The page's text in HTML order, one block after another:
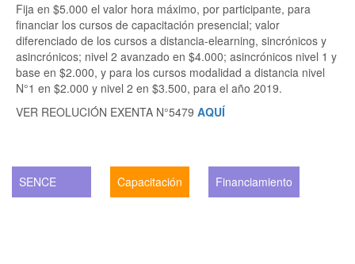
Fija en $5.000 el valor hora máximo, por participante, para
financiar los cursos de capacitación presencial; valor
diferenciado de los cursos a distancia-elearning, sincrónicos y
asincrónicos; nivel 2 avanzado en $4.000; asincrónicos nivel 1 y
base en $2.000, y para los cursos modalidad a distancia nivel
N°1 en $2.000 y nivel 2 en $3.500, para el año 2019.
VER REOLUCIÓN EXENTA N°5479 AQUÍ
SENCE Capacitación Financiamiento